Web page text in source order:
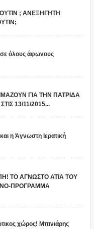
; ΑΝΕΞΗΓΗΤΗ
όλους άφωνους
ΓΙΑ ΤΗΝ ΠΑΤΡΙΔΑ
13/11/2015...
η Άγνωστη Ιερατική
ΤΟ ΑΓΝΩΣΤΟ ΑΤΙΑ ΤΟΥ
ΠΡΟΓΡΑΜΜΑ
χώρος! Μπινιάρης